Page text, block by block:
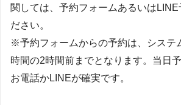
関しては、予約フォームあるいはLINE
ださい。
※予約フォームからの予約は、システ
時間の2時間前までとなります。当日
お電話かLINEが確実です。